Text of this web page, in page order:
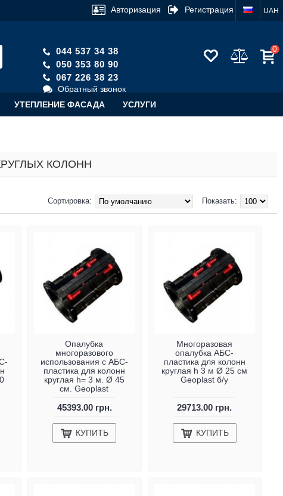
UAH
Авторизация Регистрация
044 537 34 38
050 353 80 90
067 226 38 23
Обратный звонок
0
УТЕПЛЕНИЕ ФАСАДА УСЛУГИ
КОЛОНН
Показать:
Сортировка:
Опалубка
многоразового
использования с АБС-
пластика для колонн
круглая h= 3 м. Ø 45
см. Geoplast
45393.00 грн.
КУПИТЬ
Многоразовая
опалубка АБС-
пластика для колонн
круглая h 3 м Ø 25 см
Geoplast б/у
29713.00 грн.
КУПИТЬ